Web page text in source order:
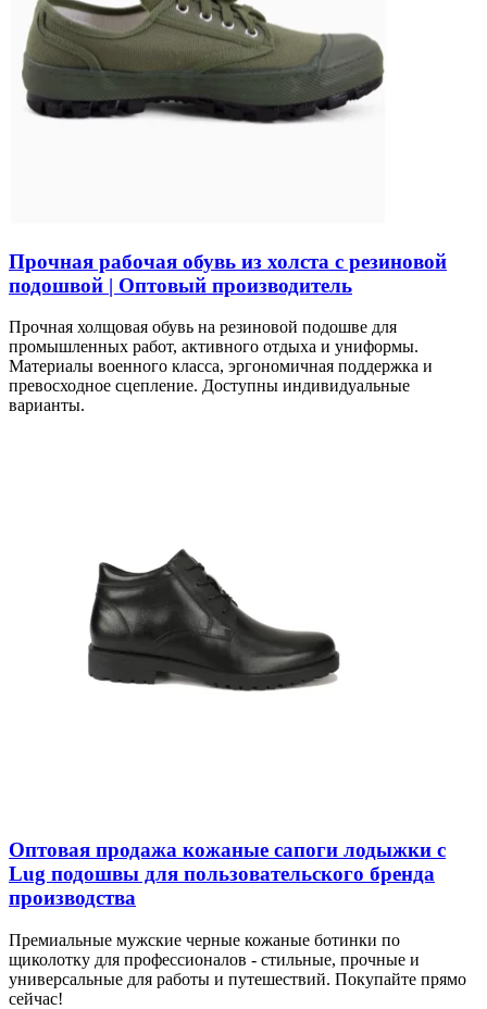
Прочная рабочая обувь из холста с резиновой
подошвой | Оптовый производитель
Прочная холщовая обувь на резиновой подошве для
промышленных работ, активного отдыха и униформы.
Материалы военного класса, эргономичная поддержка и
превосходное сцепление. Доступны индивидуальные
варианты.
Оптовая продажа кожаные сапоги лодыжки с
Lug подошвы для пользовательского бренда
производства
Премиальные мужские черные кожаные ботинки по
щиколотку для профессионалов - стильные, прочные и
универсальные для работы и путешествий. Покупайте прямо
сейчас!